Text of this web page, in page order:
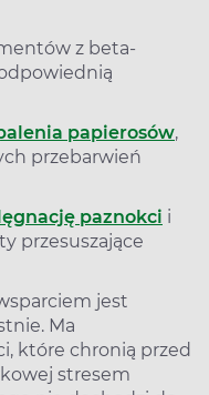
z beta-
papierosów,
przebarwień
paznokci i
przesuszające
jest
Ma
które chronią przed
stresem